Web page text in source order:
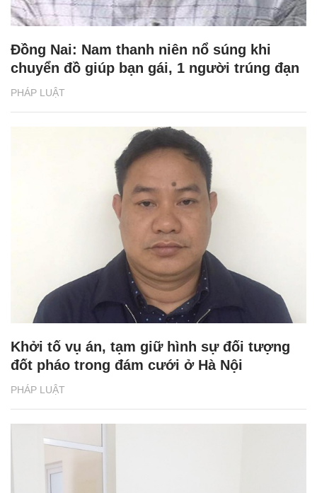
PHÁP LUẬT
Đồng Nai: Nam thanh niên nổ súng khi
chuyển đồ giúp bạn gái, 1 người trúng đạn
PHÁP LUẬT
Khởi tố vụ án, tạm giữ hình sự đối tượng
đốt pháo trong đám cưới ở Hà Nội